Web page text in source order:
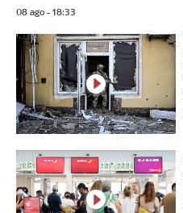
08 ago - 18:33